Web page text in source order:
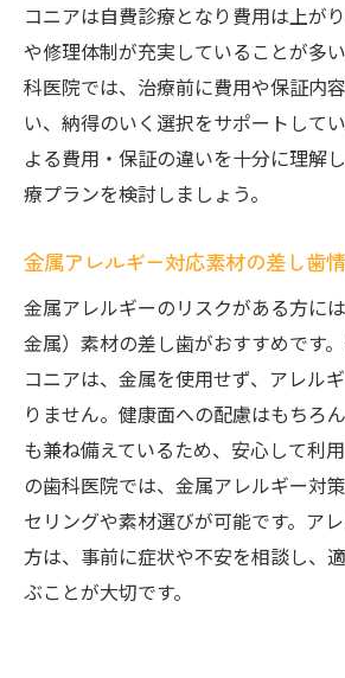
コニアは自費診療となり費用は上が
や修理体制が充実していることが多
科医院では、治療前に費用や保証内
い、納得のいく選択をサポートして
よる費用・保証の違いを十分に理解
療プランを検討しましょう。
金属アレルギー対応素材の差し歯
金属アレルギーのリスクがある方に
金属）素材の差し歯がおすすめです
コニアは、金属を使用せず、アレル
りません。健康面への配慮はもちろ
も兼ね備えているため、安心して利
の歯科医院では、金属アレルギー対
セリングや素材選びが可能です。ア
方は、事前に症状や不安を相談し、
ぶことが大切です。